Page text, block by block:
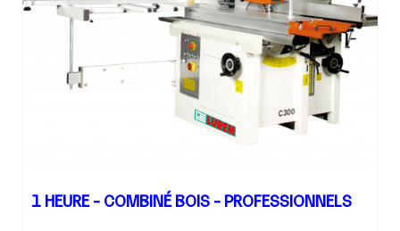
1 HEURE - COMBINÉ BOIS - PROFESSIONNELS